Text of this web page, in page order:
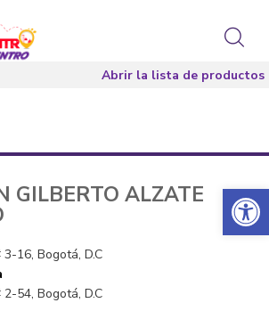
Abrir
Abrir la lista de productos
GILBERTO ALZATE
16, Bogotá, D.C
54, Bogotá, D.C